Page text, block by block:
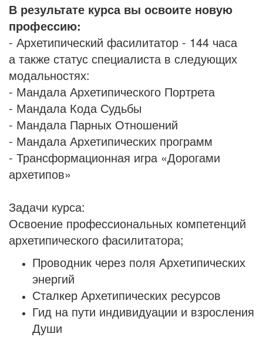
В результате курса вы освоите новую
профессию:
- Архетипический фасилитатор - 144 часа
а также статус специалиста в следующих
модальностях:
- Мандала Архетипического Портрета
- Мандала Кода Судьбы
- Мандала Парных Отношений
- Мандала Архетипических программ
- Трансформационная игра «Дорогами
архетипов»
Задачи курса:
Освоение профессиональных компетенций
архетипического фасилитатора;
Проводник через поля Архетипических
энергий
Сталкер Архетипических ресурсов
Гид на пути индивидуации и взросления
Души